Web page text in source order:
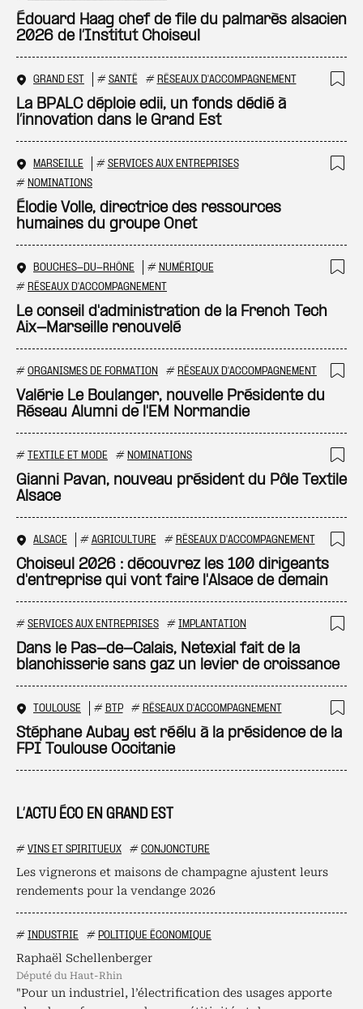
L’ACTU ÉCO EN GRAND EST
# VINS ET SPIRITUEUX # CONJONCTURE
Les vignerons et maisons de champagne ajustent leurs
rendements pour la vendange 2026
# INDUSTRIE # POLITIQUE ÉCONOMIQUE
Raphaël Schellenberger
député du Haut-Rhin
"Pour un industriel, l’électrification des usages apporte
Édouard Haag chef de file du palmarès alsacien
2026 de l’Institut Choiseul
GRAND EST # SANTÉ # RÉSEAUX D'ACCOMPAGNEMENT
La BPALC déploie edii, un fonds dédié à
l’innovation dans le Grand Est
MARSEILLE # SERVICES AUX ENTREPRISES
# NOMINATIONS
Élodie Volle, directrice des ressources
humaines du groupe Onet
BOUCHES-DU-RHÔNE # NUMÉRIQUE
# RÉSEAUX D'ACCOMPAGNEMENT
Le conseil d'administration de la French Tech
Aix-Marseille renouvelé
# ORGANISMES DE FORMATION # RÉSEAUX D'ACCOMPAGNEMENT
Valérie Le Boulanger, nouvelle Présidente du
Réseau Alumni de l'EM Normandie
# TEXTILE ET MODE # NOMINATIONS
Gianni Pavan, nouveau président du Pôle Textile
Alsace
ALSACE # AGRICULTURE # RÉSEAUX D'ACCOMPAGNEMENT
Choiseul 2026 : découvrez les 100 dirigeants
d'entreprise qui vont faire l'Alsace de demain
# SERVICES AUX ENTREPRISES # IMPLANTATION
Dans le Pas-de-Calais, Netexial fait de la
blanchisserie sans gaz un levier de croissance
TOULOUSE # BTP # RÉSEAUX D'ACCOMPAGNEMENT
Stéphane Aubay est réélu à la présidence de la
FPI Toulouse Occitanie